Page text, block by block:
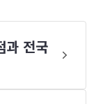
과 전국